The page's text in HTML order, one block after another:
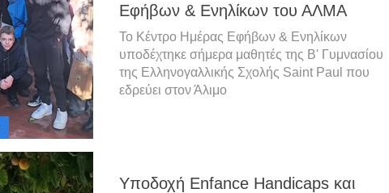
Εφήβων & Ενηλίκων του ΑΛΜΑ
Το Κέντρο Ημέρας Εφήβων & Ενηλίκων
υποδέχτηκε σήμερα μαθητές της Β' Γυμνασίου
της Ελληνογαλλικής Σχολής Saint Paul που
εδρεύει στον Άλιμο
Υποδοχή Enfance Handicaps και